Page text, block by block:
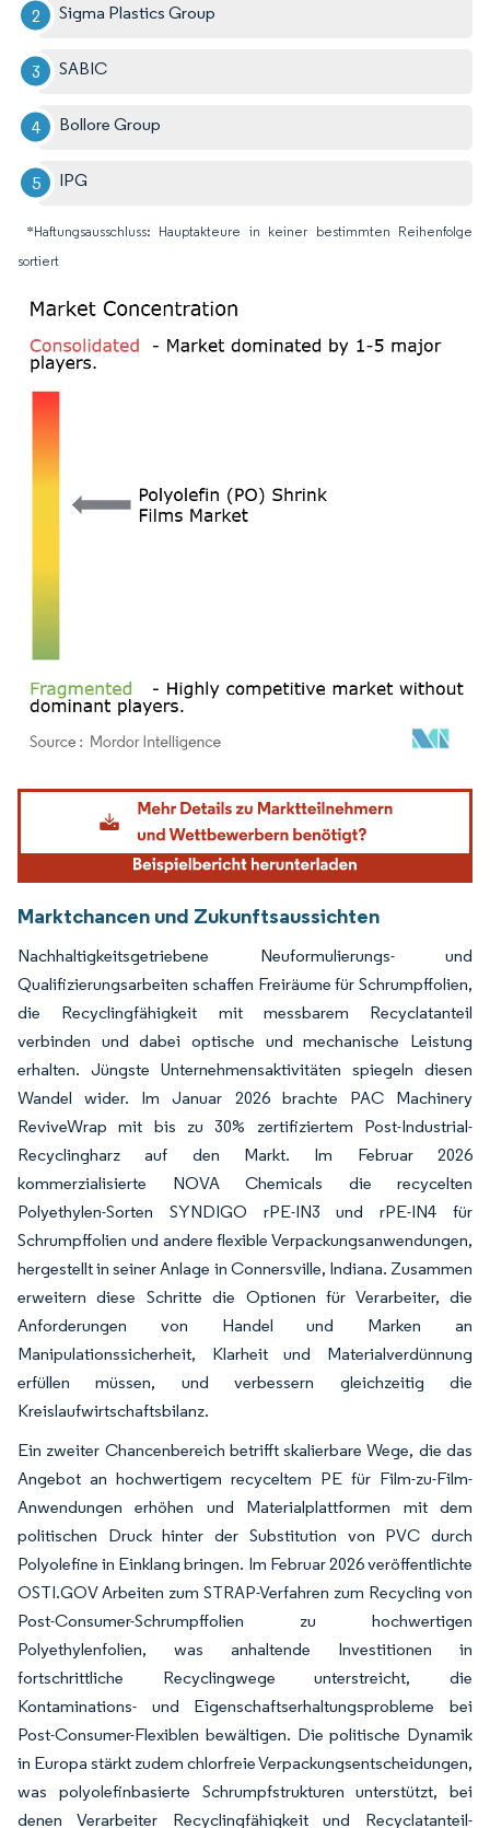
Sigma Plastics Group
SABIC
Bollore Group
IPG
*Haftungsausschluss: Hauptakteure in keiner bestimmten Reihenfolge
sortiert
Bild © Mordor Intelligence. Wiederverwendung erfordert Namensnennung gemäß
Marktchancen und Zukunftsaussichten
Nachhaltigkeitsgetriebene Neuformulierungs- und
Qualifizierungsarbeiten schaffen Freiräume für Schrumpffolien,
die Recyclingfähigkeit mit messbarem Recyclatanteil
verbinden und dabei optische und mechanische Leistung
erhalten. Jüngste Unternehmensaktivitäten spiegeln diesen
Wandel wider. Im Januar 2026 brachte PAC Machinery
ReviveWrap mit bis zu 30% zertifiziertem Post-Industrial-
Recyclingharz auf den Markt. Im Februar 2026
kommerzialisierte NOVA Chemicals die recycelten
Polyethylen-Sorten SYNDIGO rPE-IN3 und rPE-IN4 für
Schrumpffolien und andere flexible Verpackungsanwendungen,
hergestellt in seiner Anlage in Connersville, Indiana. Zusammen
erweitern diese Schritte die Optionen für Verarbeiter, die
Anforderungen von Handel und Marken an
Manipulationssicherheit, Klarheit und Materialverdünnung
erfüllen müssen, und verbessern gleichzeitig die
Kreislaufwirtschaftsbilanz.
Ein zweiter Chancenbereich betrifft skalierbare Wege, die das
Angebot an hochwertigem recyceltem PE für Film-zu-Film-
Anwendungen erhöhen und Materialplattformen mit dem
politischen Druck hinter der Substitution von PVC durch
Polyolefine in Einklang bringen. Im Februar 2026 veröffentlichte
OSTI.GOV Arbeiten zum STRAP-Verfahren zum Recycling von
Post-Consumer-Schrumpffolien zu hochwertigen
Polyethylenfolien, was anhaltende Investitionen in
fortschrittliche Recyclingwege unterstreicht, die
Kontaminations- und Eigenschaftserhaltungsprobleme bei
Post-Consumer-Flexiblen bewältigen. Die politische Dynamik
in Europa stärkt zudem chlorfreie Verpackungsentscheidungen,
was polyolefinbasierte Schrumpfstrukturen unterstützt, bei
denen Verarbeiter Recyclingfähigkeit und Recyclatanteil-